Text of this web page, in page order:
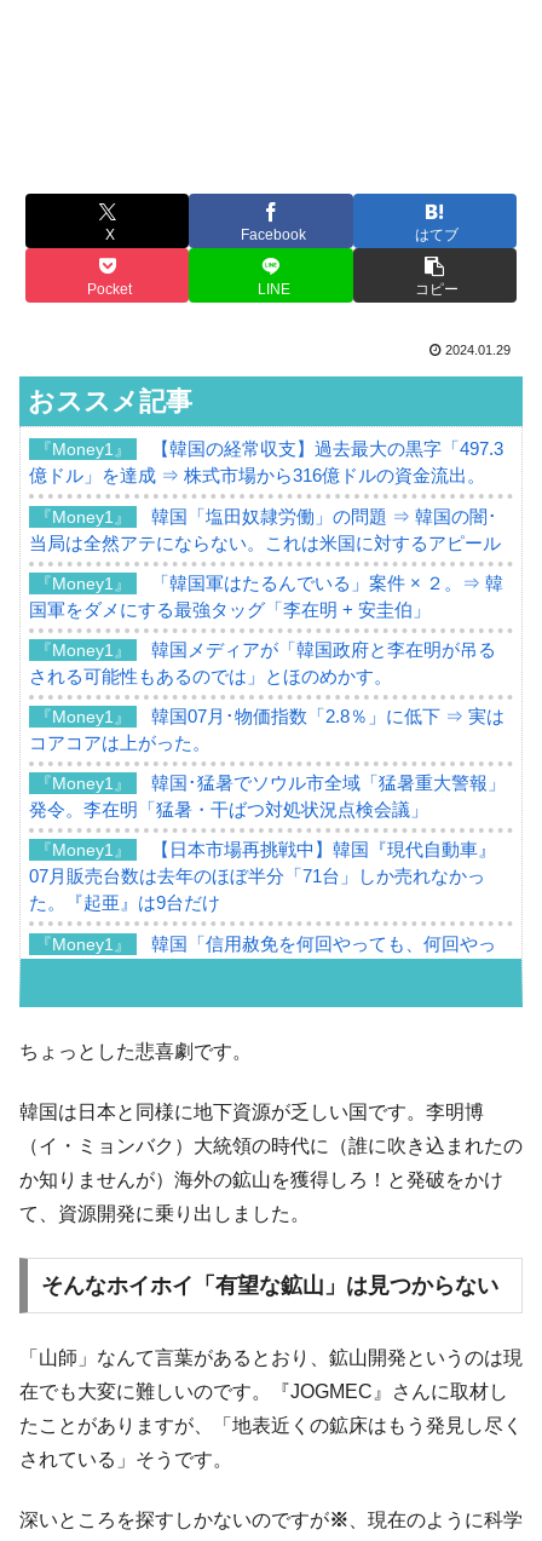
X Facebook はてブ
Pocket LINE コピー
2024.01.29
おススメ記事
『Money1』
【韓国の経常収支】過去最大の黒字「497.3
億ドル」を達成 ⇒ 株式市場から316億ドルの資金流出。
『Money1』
韓国「塩田奴隷労働」の問題 ⇒ 韓国の闇･
当局は全然アテにならない。これは米国に対するアピール
『Money1』
「韓国軍はたるんでいる」案件 × ２。⇒ 韓
国軍をダメにする最強タッグ「李在明 + 安圭伯」
『Money1』
韓国メディアが「韓国政府と李在明が吊る
される可能性もあるのでは」とほのめかす。
『Money1』
韓国07月･物価指数「2.8％」に低下 ⇒ 実は
コアコアは上がった。
『Money1』
韓国･猛暑でソウル市全域「猛暑重大警報」
発令。李在明「猛暑・干ばつ対処状況点検会議」
『Money1』
【日本市場再挑戦中】韓国『現代自動車』
07月販売台数は去年のほぼ半分「71台」しか売れなかっ
た。『起亜』は9台だけ
『Money1』
韓国「信用赦免を何回やっても、何回やっ
韓国K9専用砲弾･装薬自動供給装甲車両･珍
兵器「K10」が改良に乗り出す。
『Money1』
韓国「2026年07月の輸出入」絶好調。半導
『Money1』
韓国･李在明「青年層の雇用状況が悪い。せ
や、若者に起業させよう」⇒ どんな雇用対策だソレ。
ル。外平債の発行「19.4億ドル」
『Money1』
韓国「ここは北朝鮮なのか。選管がサーバ
『Money1』
韓国･李在明さっそく不動産対策で浅薄な発
言。
『Money1』
韓国は「中国と同じく」投資に不適格な国
だ。
す」⇒「金を経由するドル入手」手段ではないのか？
ちょっとした悲喜劇です。
韓国は日本と同様に地下資源が乏しい国です。李明博
（イ・ミョンバク）大統領の時代に（誰に吹き込まれたの
か知りませんが）海外の鉱山を獲得しろ！と発破をかけ
て、資源開発に乗り出しました。
そんなホイホイ「有望な鉱山」は見つからない
「山師」なんて言葉があるとおり、鉱山開発というのは現
在でも大変に難しいのです。『JOGMEC』さんに取材し
たことがありますが、「地表近くの鉱床はもう発見し尽く
されている」そうです。
深いところを探すしかないのですが※ 、現在のように科学